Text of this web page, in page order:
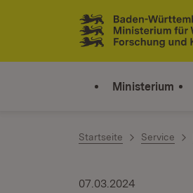
Zum Inhalt springen
Link zur Startseite
Ministerium
Startseite Service
07.03.2024